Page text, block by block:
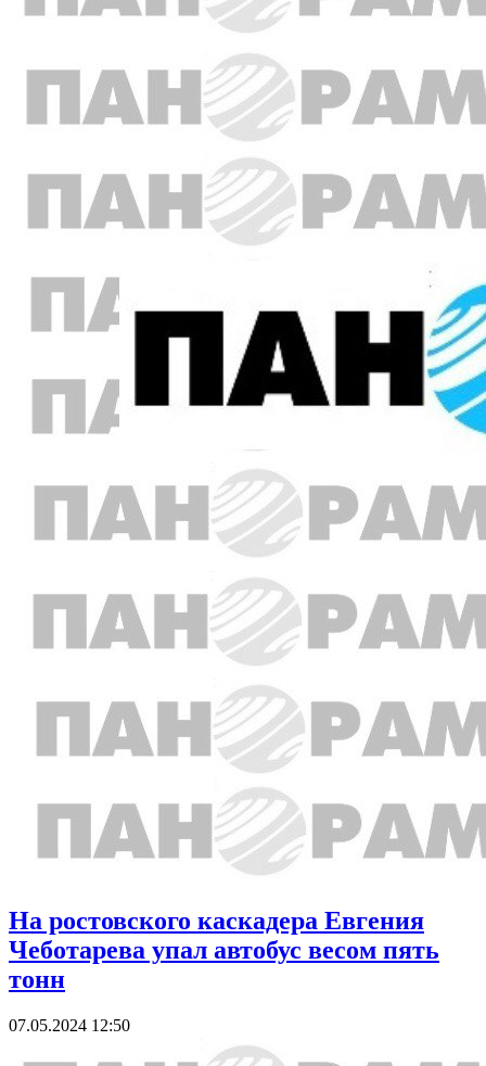
На ростовского каскадера Евгения
Чеботарева упал автобус весом пять
тонн
07.05.2024 12:50